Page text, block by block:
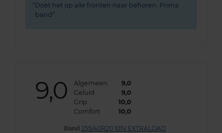
Doet het op alle fronten naar behoren. Prima
band
9,0 Algemeen
9,0
Geluid
9,0
Grip
10,0
Comfort
10,0
Band 255/40R20 101V EXTRALOAD